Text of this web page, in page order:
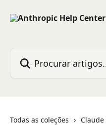
Todas as coleções
Claude